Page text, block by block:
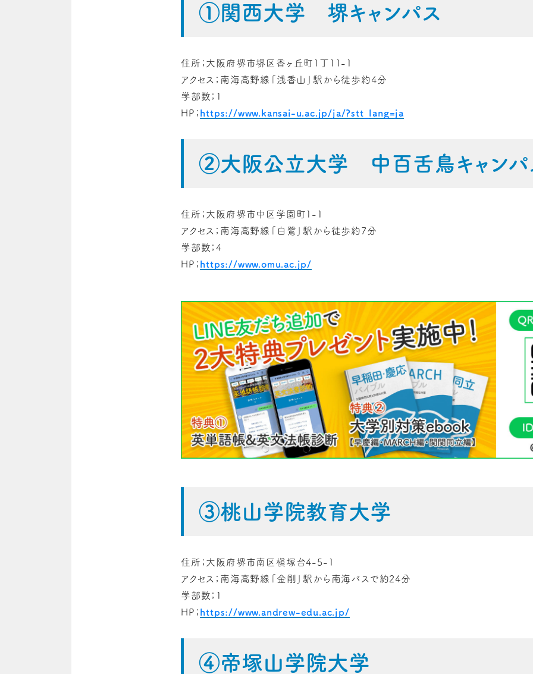
①関西大学 堺キャンパス
住所；大阪府堺市堺区香ヶ丘町1丁11-1
アクセス；南海高野線「浅香山」駅から徒歩約4分
学部数；1
HP； https://www.kansai-u.ac.jp/ja/?stt_lang=ja
②大阪公立大学 中百舌鳥キャンパ
住所；大阪府堺市中区学園町1-1
アクセス；南海高野線「白鷺」駅から徒歩約7分
学部数；4
HP； https://www.omu.ac.jp/
③桃山学院教育大学
住所；大阪府堺市南区槇塚台4-5-1
アクセス；南海高野線「金剛」駅から南海バスで約24分
学部数；1
HP； https://www.andrew-edu.ac.jp/
④帝塚山学院大学